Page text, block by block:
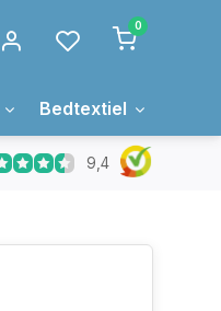
0
Bedtextiel
In Nederland gemaakt
9,4